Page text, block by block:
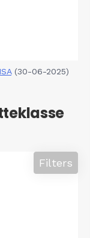
(30-06-2025)
Filters